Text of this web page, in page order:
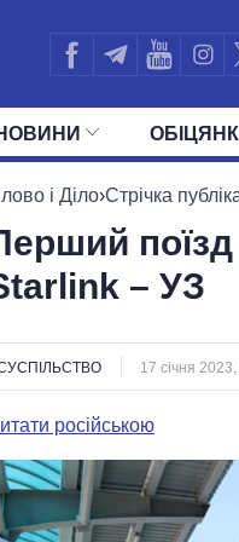
УСІ
і Діло›Стрічка
поїзд
– УЗ
17 січня
російською